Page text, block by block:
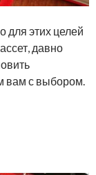
для этих целей
давно
с выбором.